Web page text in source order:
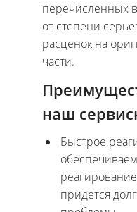
перечисленных
от степени
расценок на
части.
наш
Быстрое
придется